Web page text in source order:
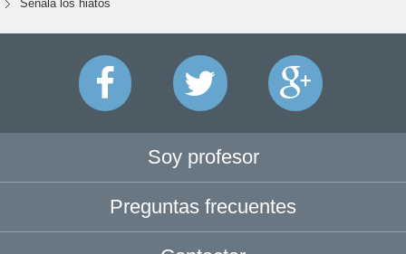
Señala los hiatos
Soy profesor
Preguntas frecuentes